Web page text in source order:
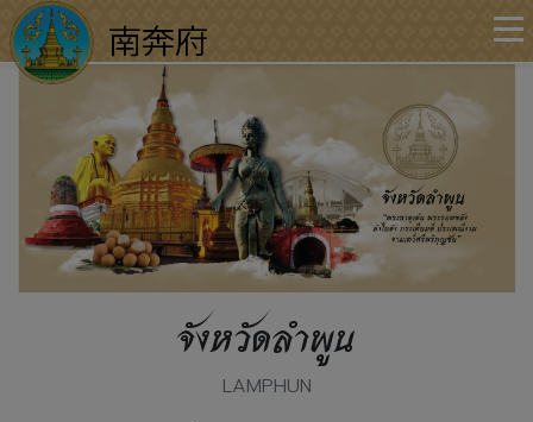
จังหวัดลำพูน
LAMPHUN